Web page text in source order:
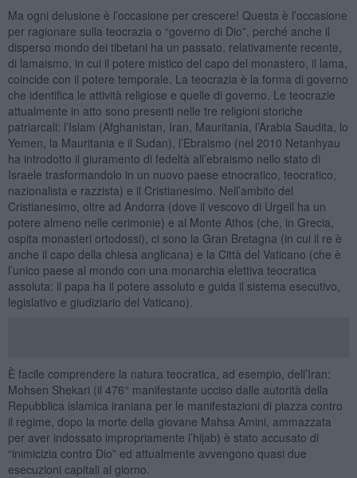
Ma ogni delusione è l’occasione per crescere! Questa è l’occasione
per ragionare sulla teocrazia o “governo di Dio”, perché anche il
disperso mondo dei tibetani ha un passato, relativamente recente,
di lamaismo, in cui il potere mistico del capo del monastero, il lama,
coincide con il potere temporale. La teocrazia è la forma di governo
che identifica le attività religiose e quelle di governo. Le teocrazie
attualmente in atto sono presenti nelle tre religioni storiche
patriarcali: l’Islam (Afghanistan, Iran, Mauritania, l’Arabia Saudita, lo
Yemen, la Mauritania e il Sudan), l’Ebraismo (nel 2010 Netanhyau
ha introdotto il giuramento di fedeltà all’ebraismo nello stato di
Israele trasformandolo in un nuovo paese etnocratico, teocratico,
nazionalista e razzista) e il Cristianesimo. Nell’ambito del
Cristianesimo, oltre ad Andorra (dove il vescovo di Urgell ha un
potere almeno nelle cerimonie) e al Monte Athos (che, in Grecia,
ospita monasteri ortodossi), ci sono la Gran Bretagna (in cui il re è
anche il capo della chiesa anglicana) e la Città del Vaticano (che è
l’unico paese al mondo con una monarchia elettiva teocratica
assoluta: il papa ha il potere assoluto e guida il sistema esecutivo,
legislativo e giudiziario del Vaticano).
È facile comprendere la natura teocratica, ad esempio, dell’Iran:
Mohsen Shekari (il 476° manifestante ucciso dalle autorità della
Repubblica islamica iraniana per le manifestazioni di piazza contro
il regime, dopo la morte della giovane Mahsa Amini, ammazzata
per aver indossato impropriamente l’hijab) è stato accusato di
“inimicizia contro Dio” ed attualmente avvengono quasi due
esecuzioni capitali al giorno.